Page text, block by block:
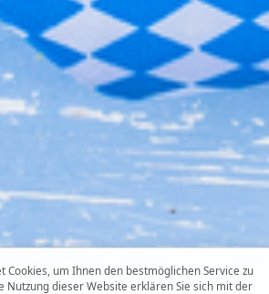
Cookies, um Ihnen den bestmöglichen Service zu
Nutzung dieser Website erklären Sie sich mit der